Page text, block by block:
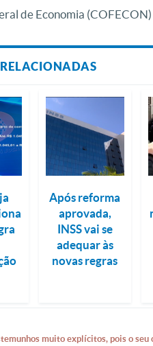
de Economia (COFECON)
Após reforma
aprovada,
INSS vai se
adequar às
novas regras
muito explícitos, pois o seu